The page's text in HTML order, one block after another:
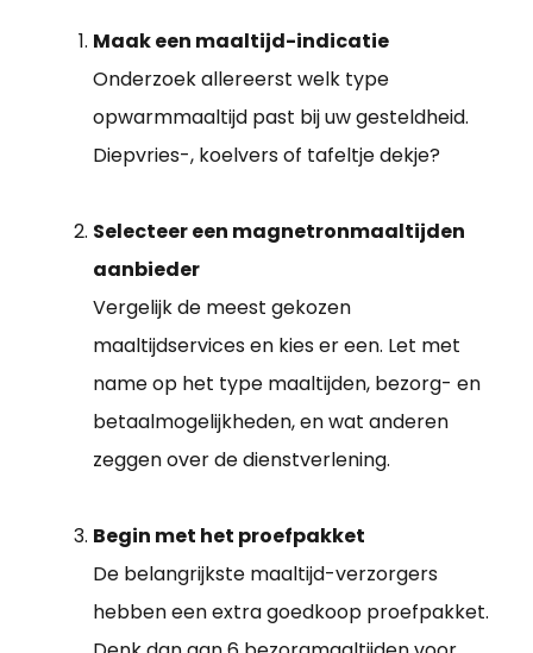
Maak een maaltijd-indicatie
Onderzoek allereerst welk type
opwarmmaaltijd past bij uw gesteldheid.
Diepvries-, koelvers of tafeltje dekje?
Selecteer een magnetronmaaltijden
aanbieder
Vergelijk de meest gekozen
maaltijdservices en kies er een. Let met
name op het type maaltijden, bezorg- en
betaalmogelijkheden, en wat anderen
zeggen over de dienstverlening.
Begin met het proefpakket
De belangrijkste maaltijd-verzorgers
hebben een extra goedkoop proefpakket.